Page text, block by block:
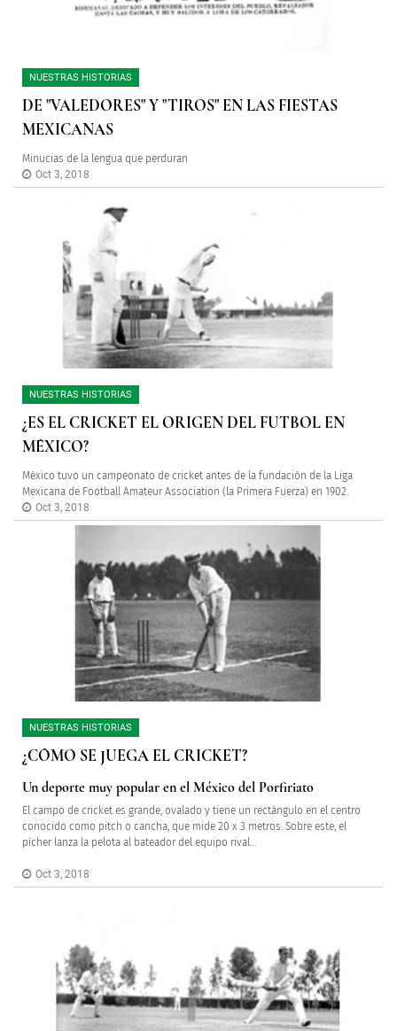
NUESTRAS HISTORIAS
DE "VALEDORES" Y "TIROS" EN LAS FIESTAS
MEXICANAS
Minucias de la lengua que perduran
Oct 3, 2018
NUESTRAS HISTORIAS
¿ES EL CRICKET EL ORIGEN DEL FUTBOL EN
MÉXICO?
México tuvo un campeonato de cricket antes de la fundación de la Liga
Mexicana de Football Amateur Association (la Primera Fuerza) en 1902.
Oct 3, 2018
NUESTRAS HISTORIAS
¿CÓMO SE JUEGA EL CRICKET?
Un deporte muy popular en el México del Porfiriato
El campo de cricket es grande, ovalado y tiene un rectángulo en el centro
conocido como pitch o cancha, que mide 20 x 3 metros. Sobre este, el
pícher lanza la pelota al bateador del equipo rival…
Oct 3, 2018